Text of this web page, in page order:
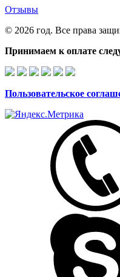
Отзывы
© 2026 год. Все права
Принимаем к оплате
Пользовательское